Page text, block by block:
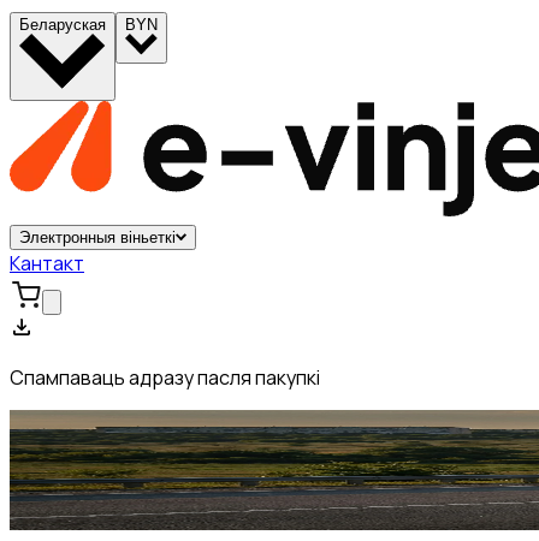
Беларуская BYN
Электронныя віньеткі
Кантакт
Спампаваць адразу пасля пакупкі